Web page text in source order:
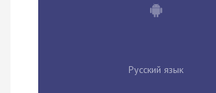
Русский язык